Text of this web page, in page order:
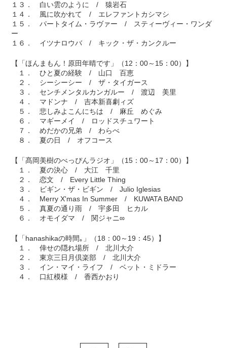
１３． 白い雲のように / 猿岩石
１４． 風に吹かれて / エレファントカシマシ
１５． パートタイム・ラヴァー / スティーヴィー・ワンダ
ー
１６． イツナロウバ / キック・ザ・カンクルー
【「ほんまもん！原田年晴です」（12：00～15：00）】
１． ひと夏の経験 / 山口 百恵
２． シーシーシー / ザ・タイガース
３． センチメンタルカンガルー / 渡辺 美里
４． マドンナ / 吉本新喜劇ィズ
５． 悲しみよこんにちは / 麻丘 めぐみ
６． マギーメイ / ロッドスチュワート
７． めだかの兄弟 / わらべ
８． 夏の日 / オフコース
【「髙岡美樹のべっぴんラジオ」（15：00～17：00）】
１． 夏の決心 / 大江 千里
２． 恋文 / Every Little Thing
３． ビギン・ザ・ビギン / Julio Iglesias
４． Merry X'mas In Summer / KUWATA BAND
５． 真夏の通り雨 / 宇多田 ヒカル
６． オモイダマ / 関ジャニ∞
【「hanashikaの時間｡」（18：00～19：45）】
１． 倖せの隠れ場所 / 北川大介
２． 東京三日月倶楽部 / 北川大介
３． イン・マイ・ライフ / ベット・ミドラー
４． 口紅模様 / 香西かおり